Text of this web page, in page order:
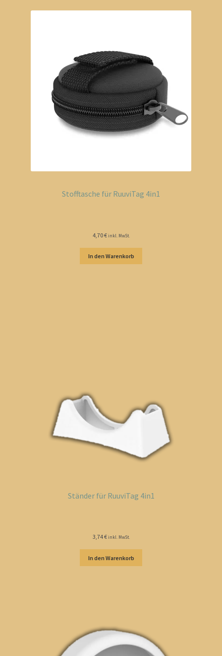
Stofftasche für RuuviTag 4in1
4,70€ inkl. MwSt.
In den Warenkorb
Ständer für RuuviTag 4in1
3,74€ inkl. MwSt.
In den Warenkorb